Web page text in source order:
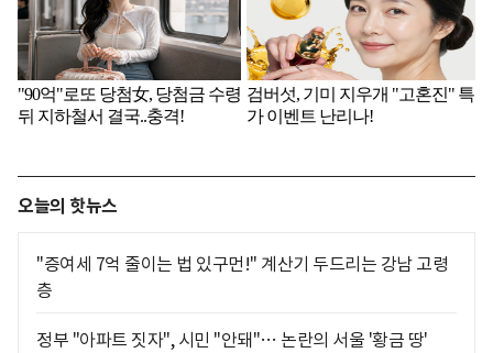
오늘의 핫뉴스
"증여세 7억 줄이는 법 있구먼!" 계산기 두드리는 강남 고령
층
정부 "아파트 짓자", 시민 "안돼"… 논란의 서울 '황금 땅'